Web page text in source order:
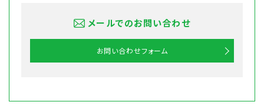
メールでのお問い合わせ
お問い合わせフォーム